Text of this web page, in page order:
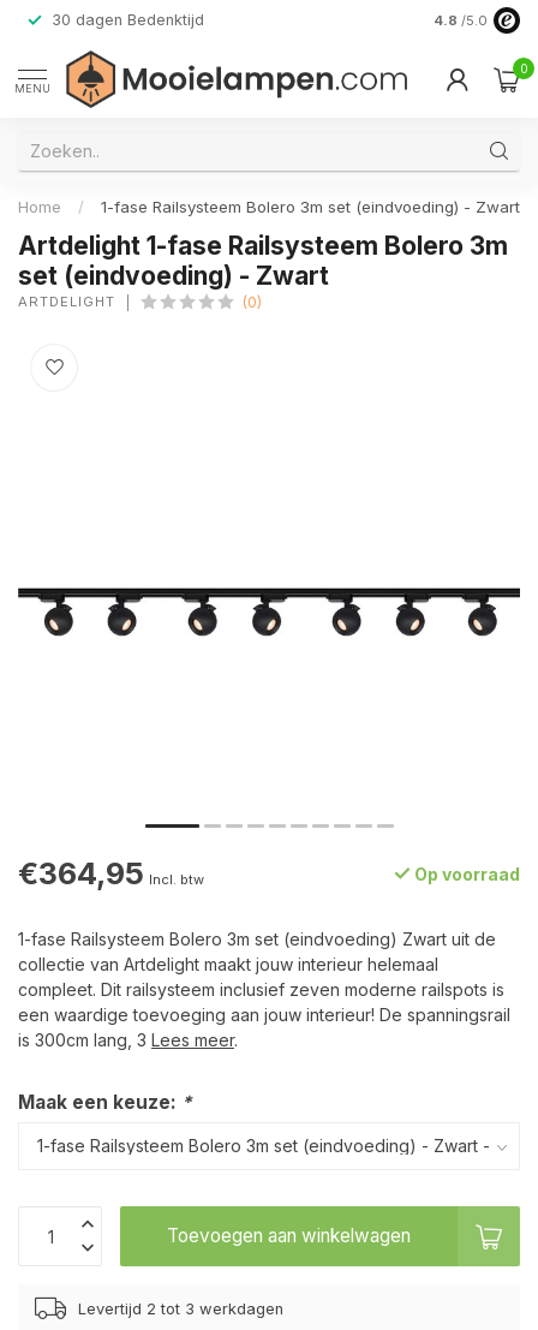
30 dagen Bedenktijd Verzending
4.8 /5.0
MENU
0
Home / 1-fase Railsysteem Bolero 3m set (eindvoeding) - Zwart
Artdelight 1-fase Railsysteem Bolero 3m
set (eindvoeding) - Zwart
ARTDELIGHT (0)
€364,95 Incl. btw Op voorraad
1-fase Railsysteem Bolero 3m set (eindvoeding) Zwart uit de
collectie van Artdelight maakt jouw interieur helemaal
compleet. Dit railsysteem inclusief zeven moderne railspots is
een waardige toevoeging aan jouw interieur! De spanningsrail
is 300cm lang, 3 Lees meer.
Maak een keuze: *
Toevoegen aan winkelwagen
Levertijd 2 tot 3 werkdagen